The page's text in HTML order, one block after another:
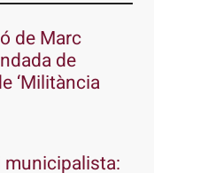
de Marc
de
‘Militància